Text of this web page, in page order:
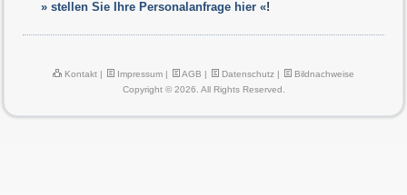
» stellen Sie Ihre Personalanfrage hier «!
Kontakt Impressum AGB Datenschutz
Bildnachweise
Copyright © 2026. All Rights Reserved.